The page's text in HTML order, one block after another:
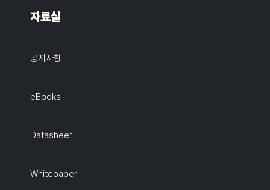
자료실
공지사항
eBooks
Datasheet
Whitepaper